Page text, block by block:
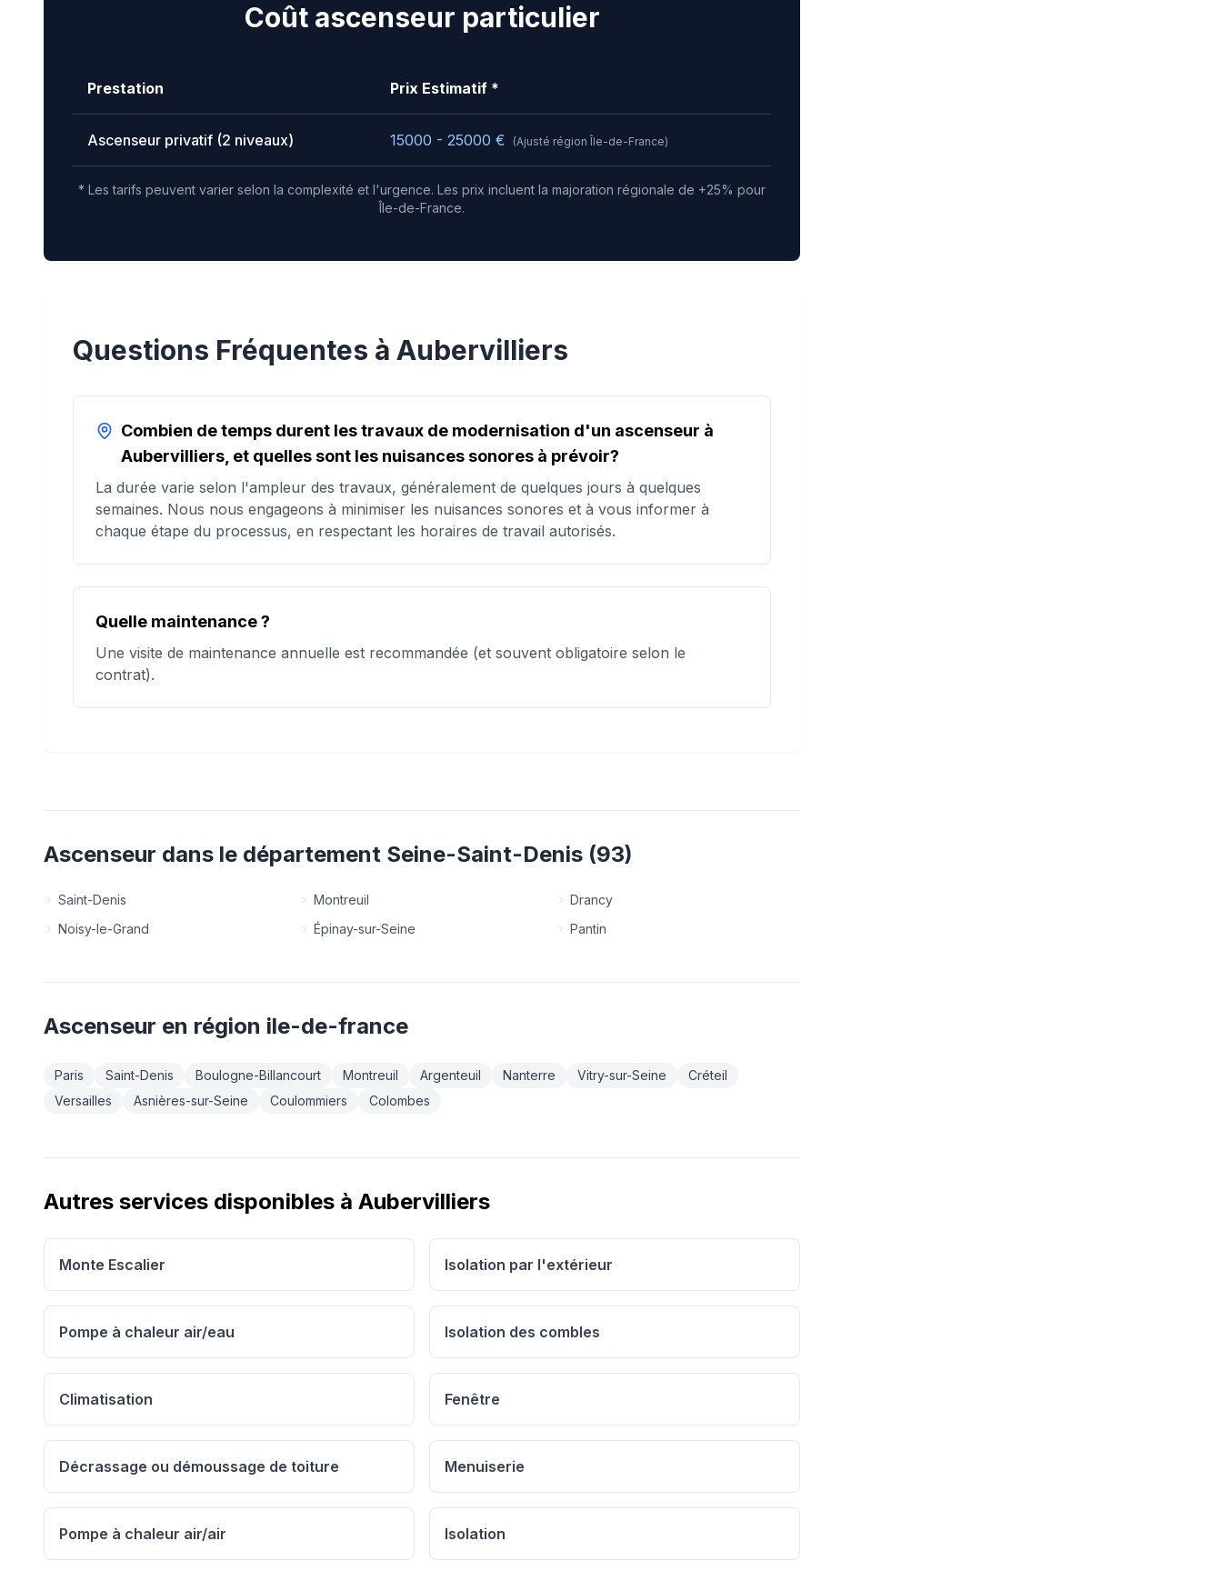
Coût ascenseur particulier
Prestation Prix Estimatif *
Ascenseur privatif (2 niveaux) 15000 - 25000 € (Ajusté région Île-de-France)
* Les tarifs peuvent varier selon la complexité et l'urgence. Les prix incluent la majoration régionale de +25% pour
Île-de-France.
Questions Fréquentes à Aubervilliers
Combien de temps durent les travaux de modernisation d'un ascenseur à
Aubervilliers, et quelles sont les nuisances sonores à prévoir?
La durée varie selon l'ampleur des travaux, généralement de quelques jours à quelques
semaines. Nous nous engageons à minimiser les nuisances sonores et à vous informer à
chaque étape du processus, en respectant les horaires de travail autorisés.
Quelle maintenance ?
Une visite de maintenance annuelle est recommandée (et souvent obligatoire selon le
contrat).
Ascenseur dans le département Seine-Saint-Denis (93)
Saint-Denis Montreuil
Drancy
Noisy-le-Grand
Épinay-sur-Seine Pantin
Ascenseur en région ile-de-france
Paris Saint-Denis Boulogne-Billancourt Montreuil Argenteuil Nanterre Vitry-sur-Seine
Créteil
Versailles
Asnières-sur-Seine Coulommiers Colombes
Autres services disponibles à Aubervilliers
Monte Escalier Isolation par l'extérieur
Pompe à chaleur air/eau Isolation des combles
Climatisation Fenêtre
Décrassage ou démoussage de toiture Menuiserie
Pompe à chaleur air/air Isolation